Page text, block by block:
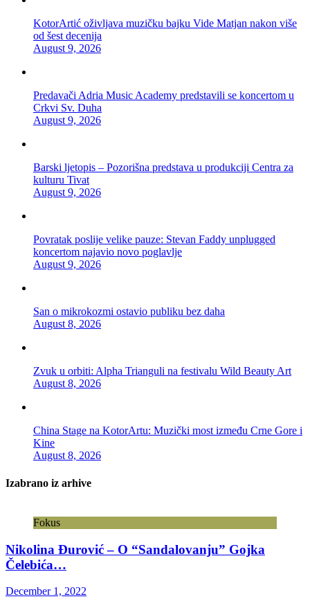
KotorArtić oživljava muzičku bajku Vide Matjan nakon više
od šest decenija
August 9, 2026
Predavači Adria Music Academy predstavili se koncertom u
Crkvi Sv. Duha
August 9, 2026
Barski ljetopis – Pozorišna predstava u produkciji Centra za
kulturu Tivat
August 9, 2026
Povratak poslije velike pauze: Stevan Faddy unplugged
koncertom najavio novo poglavlje
August 9, 2026
San o mikrokozmi ostavio publiku bez daha
August 8, 2026
Zvuk u orbiti: Alpha Trianguli na festivalu Wild Beauty Art
August 8, 2026
China Stage na KotorArtu: Muzički most između Crne Gore i
Kine
August 8, 2026
Izabrano iz arhive
Fokus
Nikolina Đurović – O “Sandalovanju” Gojka
Čelebića…
December 1, 2022